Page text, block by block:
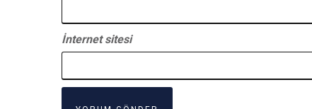
İnternet sitesi